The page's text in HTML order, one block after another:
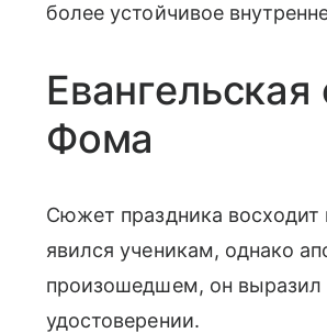
более устойчивое
Фома
Сюжет праздника восходит
явился ученикам, однако
произошедшем, он выразил
удостоверении.